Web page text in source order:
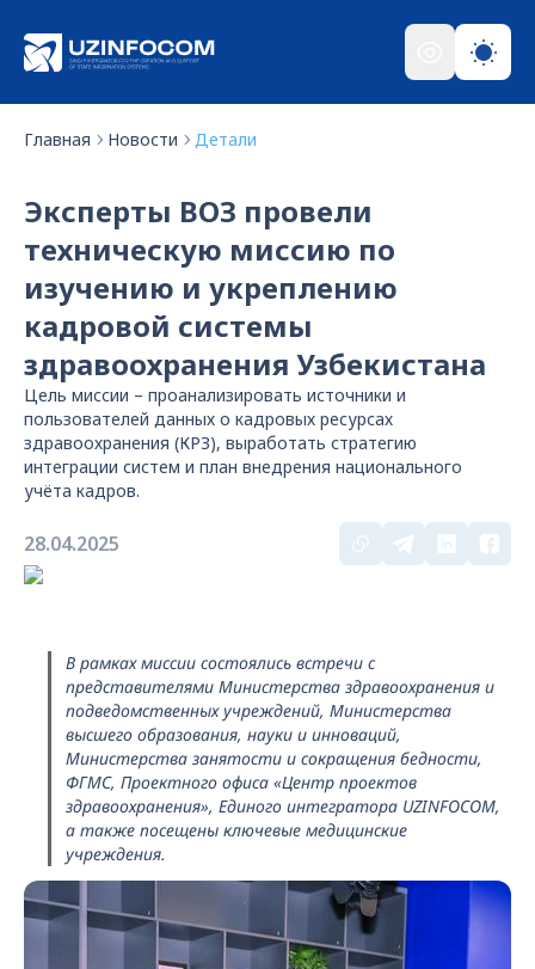
Главная Новости Детали
Эксперты ВОЗ провели
техническую миссию по
изучению и укреплению
кадровой системы
здравоохранения Узбекистана
Цель миссии – проанализировать источники и
пользователей данных о кадровых ресурсах
здравоохранения (КРЗ), выработать стратегию
интеграции систем и план внедрения национального
учёта кадров.
28.04.2025
В рамках миссии состоялись встречи с
представителями Министерства здравоохранения и
подведомственных учреждений, Министерства
высшего образования, науки и инноваций,
Министерства занятости и сокращения бедности,
ФГМС, Проектного офиса «Центр проектов
здравоохранения», Единого интегратора UZINFOCOM,
а также посещены ключевые медицинские
учреждения.